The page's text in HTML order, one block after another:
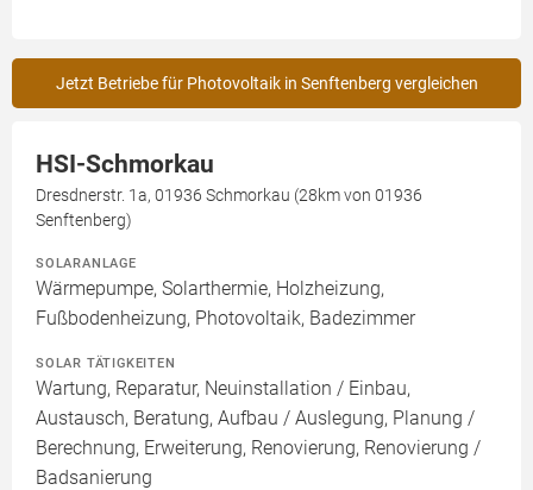
Jetzt Betriebe für Photovoltaik in Senftenberg vergleichen
HSI-Schmorkau
Dresdnerstr. 1a, 01936 Schmorkau (28km von 01936
Senftenberg)
SOLARANLAGE
Wärmepumpe, Solarthermie, Holzheizung,
Fußbodenheizung, Photovoltaik, Badezimmer
SOLAR TÄTIGKEITEN
Wartung, Reparatur, Neuinstallation / Einbau,
Austausch, Beratung, Aufbau / Auslegung, Planung /
Berechnung, Erweiterung, Renovierung, Renovierung /
Badsanierung